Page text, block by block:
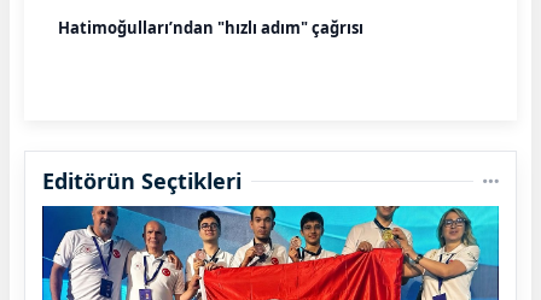
Hatimoğulları’ndan "hızlı adım" çağrısı
Editörün Seçtikleri